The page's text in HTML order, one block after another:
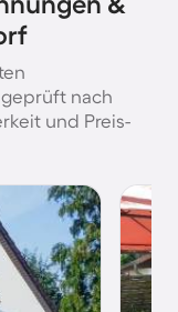
nach
und Preis-